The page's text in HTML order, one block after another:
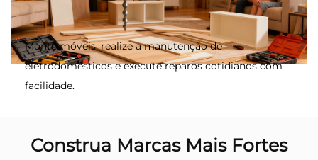
Monte móveis, realize a manutenção de
eletrodomésticos e execute reparos cotidianos com
facilidade.
Construa Marcas Mais Fortes